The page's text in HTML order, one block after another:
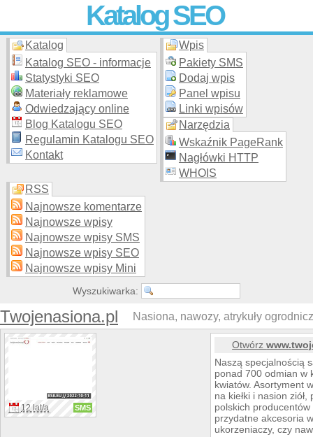
Katalog SEO
Skuteczna i promocja stron WWW –
moderowanego katalogu za darmo!
Katalog
Katalog SEO - informacje
Statystyki SEO
Materiały reklamowe
Odwiedzający online
Blog Katalogu SEO
Regulamin Katalogu SEO
Kontakt
Wpis
Pakiety SMS
Dodaj wpis
Panel wpisu
Linki wpisów
Narzędzia
Wskaźnik PageRank
Nagłówki HTTP
WHOIS
RSS
Najnowsze komentarze
Najnowsze wpisy
Najnowsze wpisy SMS
Najnowsze wpisy SEO
Najnowsze wpisy Mini
Wyszukiwarka:
Twojenasiona.pl Nasiona, nawozy, atrykuły
12 lat/a SMS
Otwórz
Naszą specjalnością
ponad 700 odmian w
kwiatów. Asortyment
na kiełki i nasion
polskich
przydatne akcesoria
ukorzeniaczy, czy